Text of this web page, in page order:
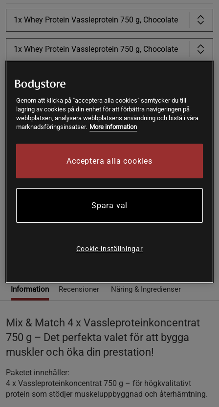
1x Whey Protein Vassleprotein 750 g, Chocolate
1x Whey Protein Vassleprotein 750 g, Chocolate
1x Whey Protein Vassleprotein 750 g, Chocolate
1x Whey Protein Vassleprotein 750 g, Chocolate
Lägg i varukorgen
Information Recensioner Näring & Ingredienser
Mix & Match 4 x Vassleproteinkoncentrat
750 g – Det perfekta valet för att bygga
muskler och öka din prestation!
Paketet innehåller:
4 x Vassleproteinkoncentrat 750 g – för högkvalitativt
protein som stödjer muskeluppbyggnad och återhämtning.
Genom att klicka på "acceptera alla cookies" samtycker du till
lagring av cookies på din enhet för att förbättra navigeringen på
webbplatsen, analysera webbplatsens användning och bistå i våra
marknadsföringsinsatser. More information
Acceptera alla cookies
Spara val
Cookie-inställningar